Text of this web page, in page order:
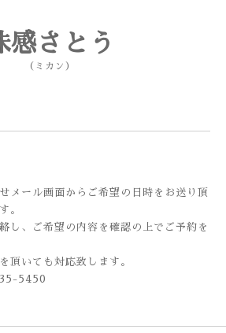
感さとう
（ミカン）
メール画面からご希望の日時をお送り頂
。
し、ご希望の内容を確認の上でご予約を
頂いても対応致します。
5450